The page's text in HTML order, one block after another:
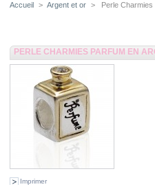
Accueil > Argent et or > Perle
PERLE CHARMIES PARFUM EN
Imprimer